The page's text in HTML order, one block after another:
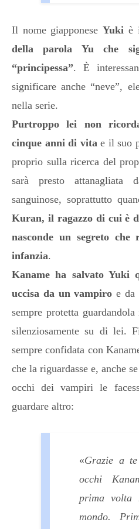
Il nome giapponeseYuki è
della
parola Yu che
“principessa”. Ѐ
significare anche “neve”,
nella serie.
Purtroppo lei non
cinque anni di vitae il suo
proprio sulla ricerca del
sarà presto
sanguinose, soprattutto
Kuran, il ragazzo di cui è
nasconde un segreto
infanzia.
Kaname ha salvato Yuki
uccisa da un vampiroe da
sempre protetta
silenziosamente su di lei.
sempre confidata con
che la riguardasse e, anche
occhi dei vampiri le
guardare altro:
«Grazie a
occhi
prima volta
mondo.